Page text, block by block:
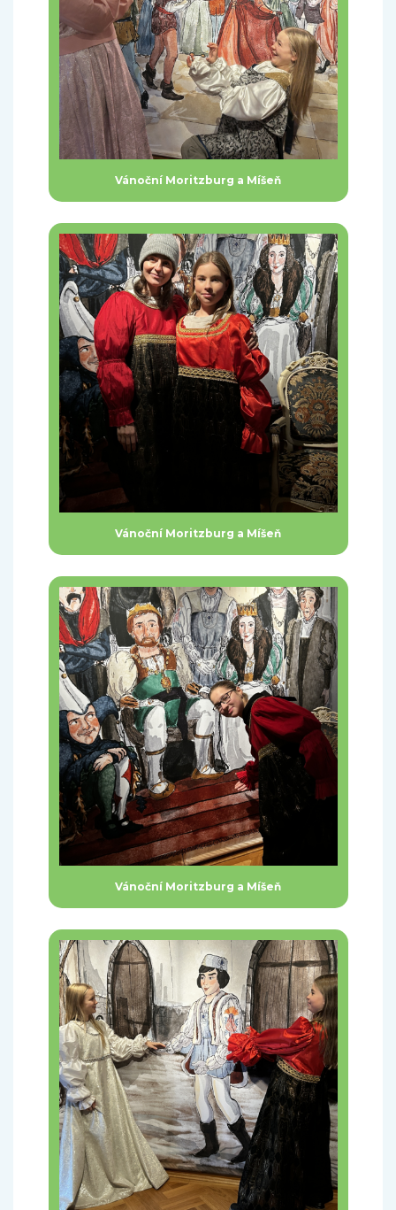
Vánoční Moritzburg a Míšeň
Vánoční Moritzburg a Míšeň
Vánoční Moritzburg a Míšeň